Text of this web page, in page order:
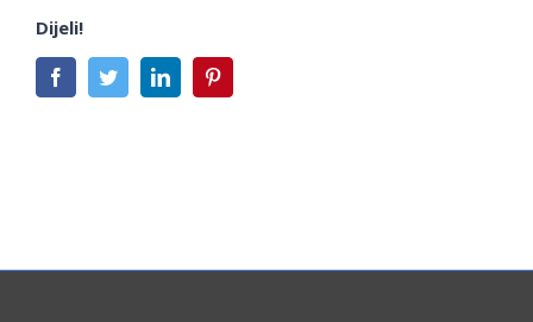
Dijeli!
FacebookTwitterLinkedIn